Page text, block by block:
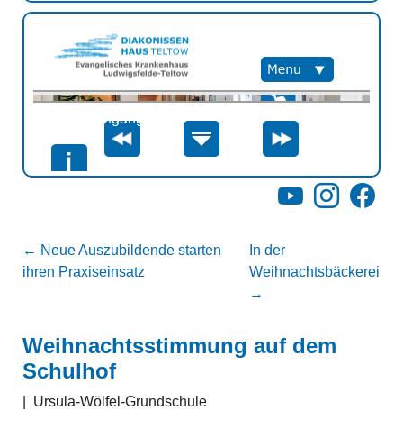
YouTubeInstagram
← Neue Auszubildende starten
ihren Praxiseinsatz
In der
Weihnachtsbäckerei
→
Weihnachtsstimmung auf dem
Schulhof
Ursula-Wölfel-Grundschule